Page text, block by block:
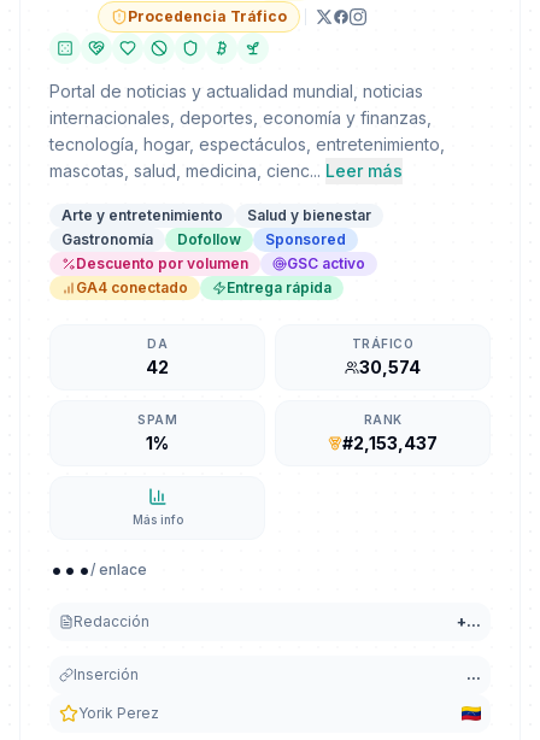
Procedencia Tráfico
Portal de noticias y actualidad mundial, noticias
internacionales, deportes, economía y finanzas,
tecnología, hogar, espectáculos, entretenimiento,
mascotas, salud, medicina, cienc... Leer más
Arte y entretenimiento
Salud y bienestar
Gastronomía
Dofollow
Sponsored
Descuento por volumen
GSC activo
GA4 conectado
Entrega rápida
DA
42
TRÁFICO
30,574
SPAM
1%
RANK
#2,153,437
Más info
.../ enlace
Redacción +...
Inserción ...
Yorik Perez